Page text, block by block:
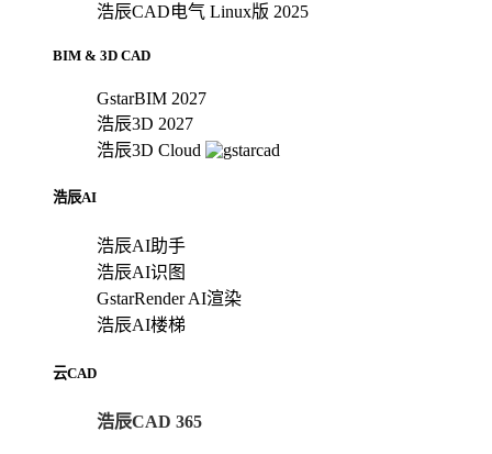
浩辰CAD电气 Linux版 2025
BIM & 3D CAD
GstarBIM 2027
浩辰3D 2027
浩辰3D Cloud
浩辰AI
浩辰AI助手
浩辰AI识图
GstarRender AI渲染
浩辰AI楼梯
云CAD
浩辰CAD 365